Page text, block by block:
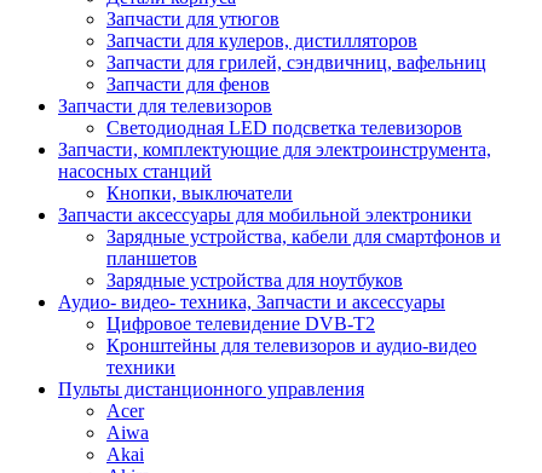
Запчасти для утюгов
Запчасти для кулеров, дистилляторов
Запчасти для грилей, сэндвичниц, вафельниц
Запчасти для фенов
Запчасти для телевизоров
Светодиодная LED подсветка телевизоров
Запчасти, комплектующие для электроинструмента,
насосных станций
Кнопки, выключатели
Запчасти аксессуары для мобильной электроники
Зарядные устройства, кабели для смартфонов и
планшетов
Зарядные устройства для ноутбуков
Аудио- видео- техника, Запчасти и аксессуары
Цифровое телевидение DVB-T2
Кронштейны для телевизоров и аудио-видео
техники
Пульты дистанционного управления
Acer
Aiwa
Akai